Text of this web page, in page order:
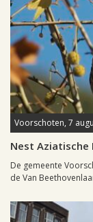
Voorschoten, 7
Nest Aziatische
De gemeente
de Van